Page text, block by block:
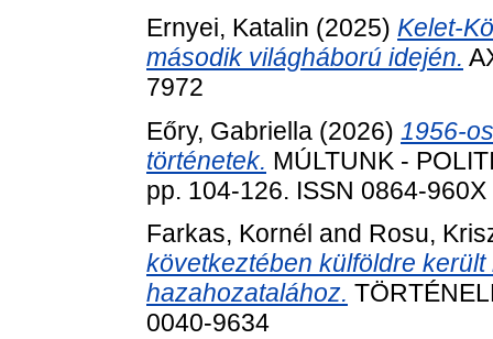
Ernyei, Katalin (2025) Kelet-
második világháború idején.
7972
Eőry, Gabriella (2026) 1956-
történetek. MÚLTUNK -
pp. 104-126. ISSN 0864-
Farkas, Kornél and Rosu,
következtében külföldre
hazahozatalához.
0040-9634